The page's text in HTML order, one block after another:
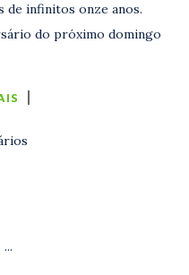
de infinitos onze anos.
do próximo domingo
...